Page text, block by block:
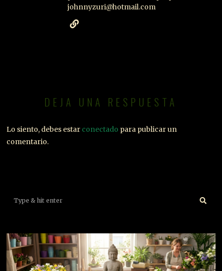
johnnyzuri@hotmail.com
DEJA UNA RESPUESTA
Lo siento, debes estar conectado para publicar un
comentario.